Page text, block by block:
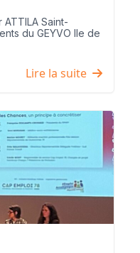
ATTILA Saint-
du GEYVO Ile de
Lire la suite